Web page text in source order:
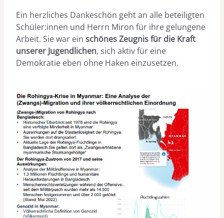
Ein herzliches Dankeschön geht an alle beteiligten
Schüler:innen und Herrn Miron für ihre gelungene
Arbeit. Sie war ein schönes Zeugnis für die Kraft
unserer Jugendlichen, sich aktiv für eine
Demokratie eben ohne Haken einzusetzen.